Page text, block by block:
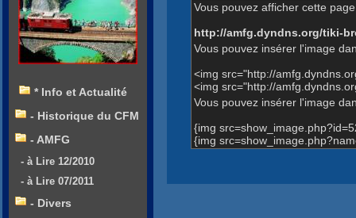
Vous pouvez afficher cette
http://amfg.dyndns.org/tiki-
Vous pouvez insérer l'image
<img src="http://
<img src="http://
Vous pouvez insérer l'image
{img
{img
* Info et Actualité
- Historique du CFM
- AMFG
- à Lire 12/2010
- à Lire 07/2011
- Divers